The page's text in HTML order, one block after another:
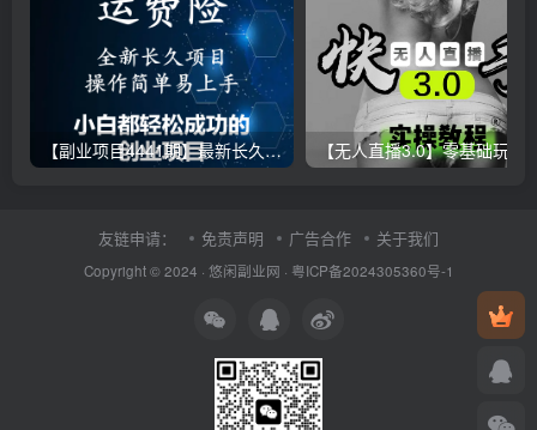
【副业项目4441期】最新长久稳定暴利项目，运费险全新玩法，日赚1000（包含详细教程，全程指导）
友链申请： 免责声明 广告合作 关于我们
Copyright © 2024 · 悠闲副业网 · 粤ICP备2024305360号-1